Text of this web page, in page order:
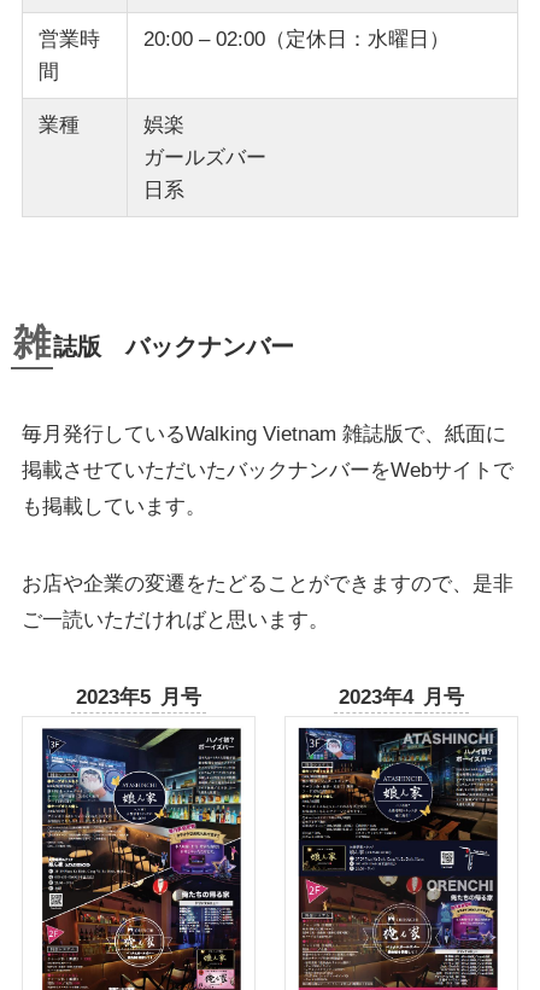
営業時
間
20:00 – 02:00（定休日：水曜日）
業種
娯楽
ガールズバー
日系
雑誌版 バックナンバー
毎月発行しているWalking Vietnam 雑誌版で、紙面に
掲載させていただいたバックナンバーをWebサイトで
も掲載しています。
お店や企業の変遷をたどることができますので、是非
ご一読いただければと思います。
2023年5 月号 2023年4 月号